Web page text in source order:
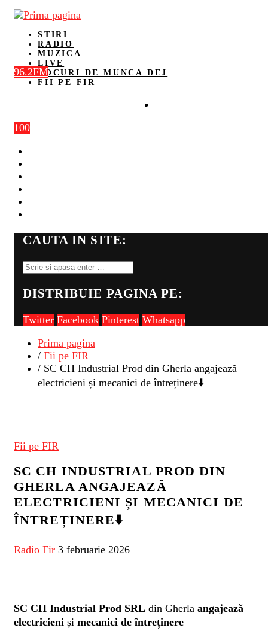
STIRI
RADIO
MUZICA
LIVE
LOCURI DE MUNCA DEJ
FII PE FIR
100
96.2FM
CAUTA IN SITE:
DISTRIBUIE PAGINA PE:
Twitter Facebook Pinterest Whatsapp
Prima pagina
/ Fii pe FIR
/ SC CH Industrial Prod din Gherla angajează
electricieni și mecanici de întreținere⬇️
Fii pe FIR
SC CH INDUSTRIAL PROD DIN
GHERLA ANGAJEAZĂ
ELECTRICIENI ȘI MECANICI DE
ÎNTREȚINERE⬇️
Radio Fir 3 februarie 2026
SC CH Industrial Prod SRL din Gherla angajează
electricieni și mecanici de întreținere